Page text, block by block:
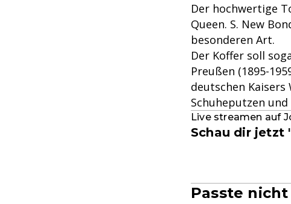
Der hochwertige
Queen. S. New
besonderen Art.
Der Koffer soll
Preußen (1895-
deutschen
Schuheputzen
Live streamen auf
Schau dir jetzt
Passte